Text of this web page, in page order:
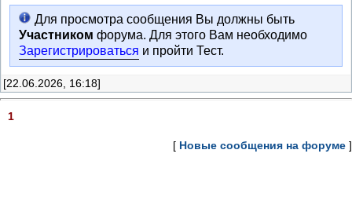
Для просмотра сообщения Вы должны быть
Участником форума. Для этого Вам необходимо
Зарегистрироваться и пройти Тест.
[22.06.2026, 16:18]
1
[ Новые сообщения на форуме ]